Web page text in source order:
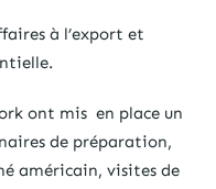
à l’export et
ont mis en place un
de préparation,
américain, visites de